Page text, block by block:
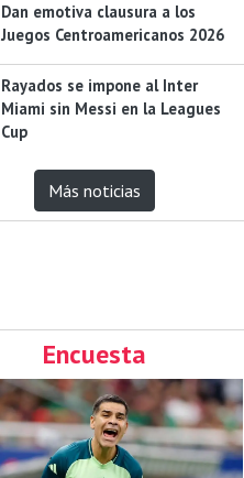
Dan emotiva clausura a los
Juegos Centroamericanos 2026
Rayados se impone al Inter
Miami sin Messi en la Leagues
Cup
Más noticias
Encuesta